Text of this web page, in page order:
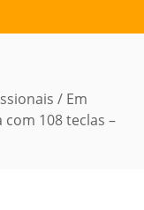
/ Em
108 teclas –